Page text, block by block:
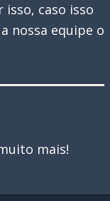
isso, caso isso
nossa equipe o
mais!